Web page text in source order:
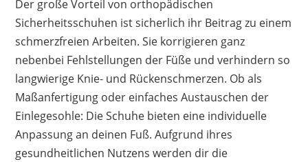
Der große Vorteil von orthopädischen
Sicherheitsschuhen ist sicherlich ihr Beitrag zu einem
schmerzfreien Arbeiten. Sie korrigieren ganz
nebenbei Fehlstellungen der Füße und verhindern so
langwierige Knie- und Rückenschmerzen. Ob als
Maßanfertigung oder einfaches Austauschen der
Einlegesohle: Die Schuhe bieten eine individuelle
Anpassung an deinen Fuß. Aufgrund ihres
gesundheitlichen Nutzens werden dir die